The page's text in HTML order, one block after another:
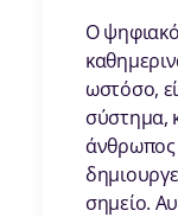
Ο
ωστόσο,
σύστημα,
άνθρωπος
σημείο.